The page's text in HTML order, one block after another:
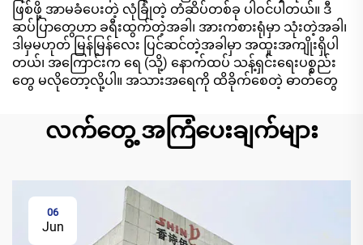
ဖြစ်ဖို့ အာမခံပေးတဲ့ လုံခြုံတဲ့ တံဆိပ်တစ်ခု ပါဝင်ပါတယ်။ ဒီ
ဆပ်ပြာတွေဟာ ခရီးထွက်တဲ့အခါ၊ အားကစားရုံမှာ သုံးတဲ့အခါ၊
ဒါမှမဟုတ် မြန်မြန်လေး ပြင်ဆင်တဲ့အခါမှာ အထူးအကျိုးရှိပါ
တယ်၊ အကြောင်းက ရေ (သို့) နောက်ထပ် သန့်ရှင်းရေးပစ္စည်း
တွေ မလိုတော့လို့ပါ။ အသားအရေကို ထိခိုက်စေတဲ့ ဓာတ်တွေ
လက်တွေ့ အကြံပေးချက်များ
06
Jun